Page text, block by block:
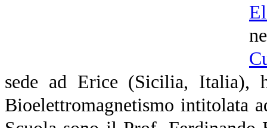
sede ad Erice (Sicilia, Italia),
Bioelettromagnetismo intitolata